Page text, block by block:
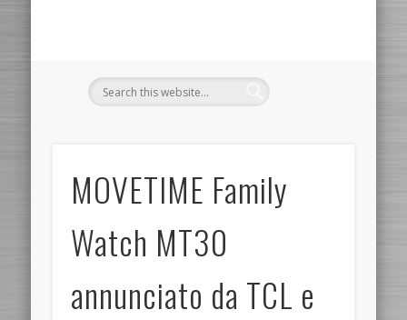
MOVETIME Family
Watch MT30
annunciato da TCL e